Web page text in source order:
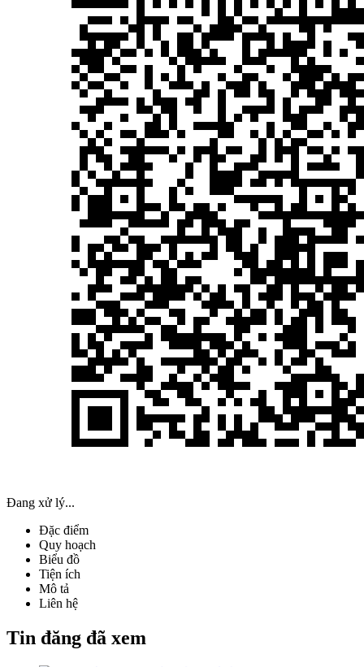
Đang xử lý...
Đặc điểm
Quy hoạch
Biểu đồ
Tiện ích
Mô tả
Liên hệ
Tin đăng đã xem